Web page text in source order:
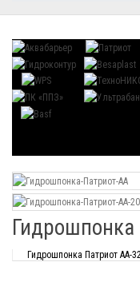
Гидрошпонка Патриот АА-